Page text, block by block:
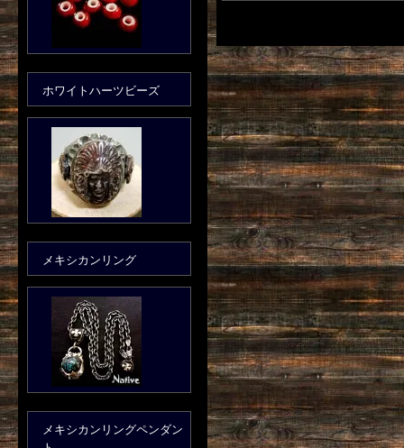
ホワイトハーツビーズ
メキシカンリング
メキシカンリングペンダン